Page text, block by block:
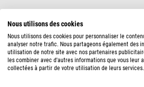
article?
DESCRIPTION DU PRODUIT
Nous utilisons des cookies
Nous utilisons des cookies pour personnaliser le
analyser notre trafic. Nous partageons également des
utilisation de notre site avec nos partenaires
les combiner avec d'autres informations que vous leur
collectées à partir de votre utilisation de leurs services.